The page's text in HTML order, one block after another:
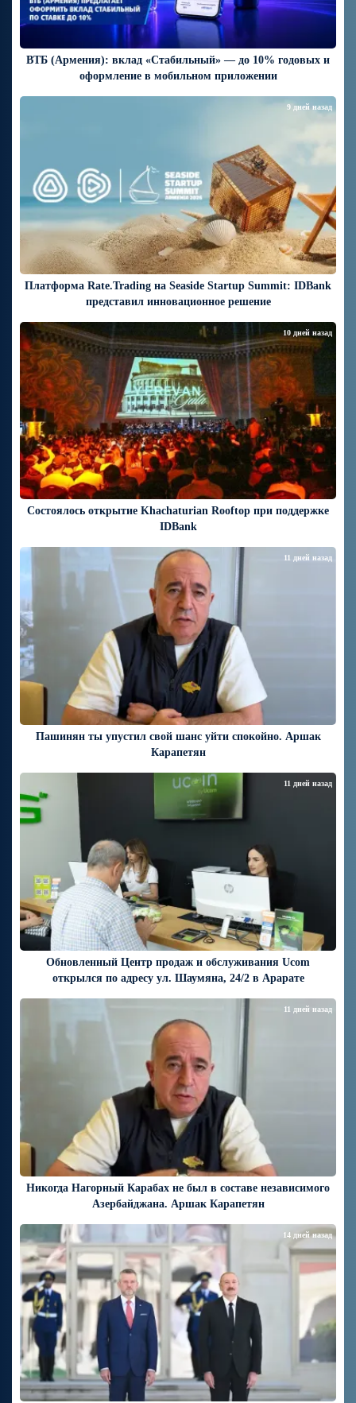
ВТБ (Армения): вклад «Стабильный» — до 10% годовых и
оформление в мобильном приложении
Платформа Rate.Trading на Seaside Startup Summit: IDBank
представил инновационное решение
9 дней назад
Состоялось открытие Khachaturian Rooftop при поддержке
IDBank
10 дней назад
Пашинян ты упустил свой шанс уйти спокойно. Аршак
Карапетян
11 дней назад
Обновленный Центр продаж и обслуживания Ucom
открылся по адресу ул. Шаумяна, 24/2 в Арарате
11 дней назад
Никогда Нагорный Карабах не был в составе независимого
Азербайджана. Аршак Карапетян
11 дней назад
14 дней назад